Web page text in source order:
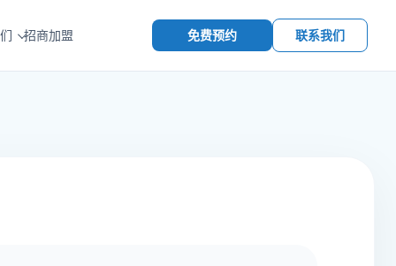
招商加盟 免费预约 联系我们